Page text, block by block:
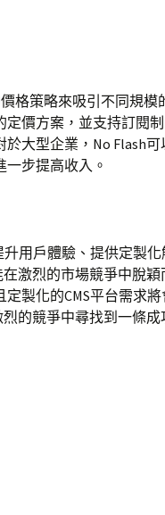
格策略來吸引不同規模
定價方案，並支持訂閱
大型企業，No Flash可
步提高收入。
用戶體驗、提供定製化
激烈的市場競爭中脫穎
製化的CMS平台需求將
的競爭中尋找到一條成